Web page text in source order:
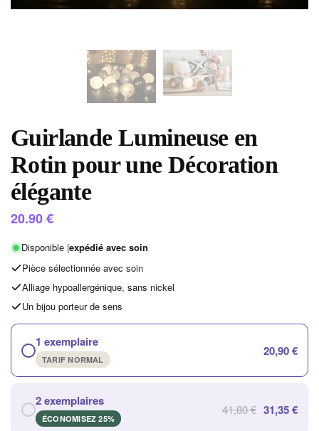
Guirlande Lumineuse en
Rotin pour une Décoration
élégante
20.90€
Disponible |expédié avec soin
Pièce sélectionnée avec soin
Alliage hypoallergénique, sans nickel
Un bijou porteur de sens
1 exemplaire
TARIF NORMAL
20,90 €
2 exemplaires
ÉCONOMISEZ 25%
41,80 € 31,35 €